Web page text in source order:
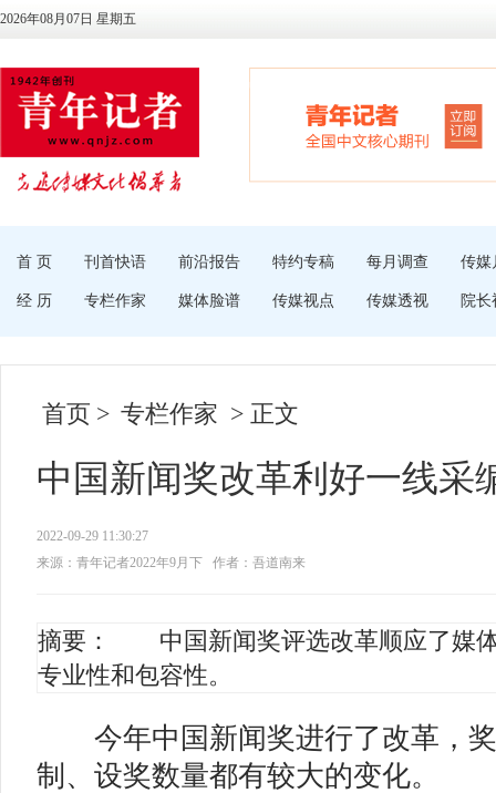
2026年08月07日 星期五
首 页 刊首快语 前沿报告 特约专稿 每月调查 传媒
经 历 专栏作家 媒体脸谱 传媒视点 传媒透视 院长
首页 > 专栏作家 > 正文
中国新闻奖改革利好一线采
2022-09-29 11:30:27
来源：青年记者2022年9月下
作者：吾道南来
摘要： 中国新闻奖评选改革顺应了媒体
专业性和包容性。
今年中国新闻奖进行了改革，奖
制、设奖数量都有较大的变化。